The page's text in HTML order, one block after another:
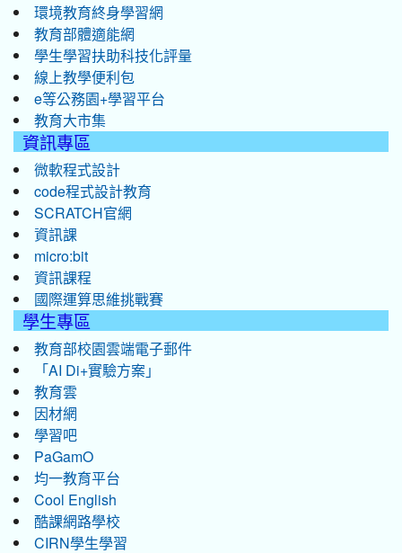
環境教育終身學習網
教育部體適能網
學生學習扶助科技化評量
線上教學便利包
e等公務園+學習平台
教育大市集
資訊專區
微軟程式設計
code程式設計教育
SCRATCH官網
資訊課
micro:bit
資訊課程
國際運算思維挑戰賽
學生專區
教育部校園雲端電子郵件
「AI Di+實驗方案」
教育雲
因材網
學習吧
PaGamO
均一教育平台
Cool English
酷課網路學校
CIRN學生學習